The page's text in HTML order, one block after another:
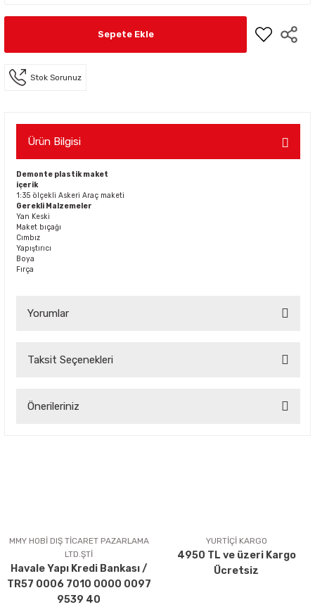
Sepete Ekle
Stok Sorunuz
Ürün Bilgisi
Demonte plastik maket
içerik
1:35 ölçekli Askeri Araç maketi
Gerekli Malzemeler
Yan Keski
Maket bıçağı
Cımbız
Yapıştırıcı
Boya
Fırça
Yorumlar
Taksit Seçenekleri
Önerileriniz
Ürün açıklamasında eksik bilgiler bulunuyor.
Ürün bilgilerinde hatalar bulunuyor.
Ürün fiyatı diğer sitelerden daha pahalı.
Bu ürüne benzer farklı alternatifler olmalı.
MMY HOBİ DIŞ TİCARET PAZARLAMA
LTD.ŞTİ
Havale Yapı Kredi Bankası /
TR57 0006 7010 0000 0097
9539 40
YURTİÇİ KARGO
4950 TL ve üzeri Kargo
Ücretsiz